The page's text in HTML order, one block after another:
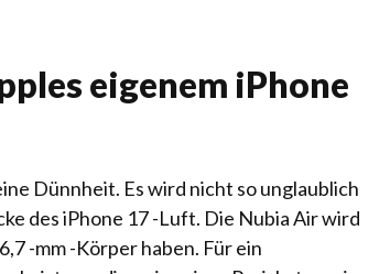
eigenem iPhone
Dünnheit. Es wird nicht so unglaublich
des iPhone 17 -Luft. Die Nubia Air wird
-mm -Körper haben. Für ein